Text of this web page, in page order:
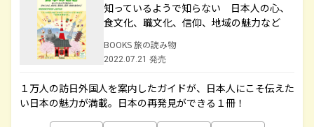
知っているようで知らない 日本人の心、
食文化、職文化、信仰、地域の魅力など
BOOKS 旅の読み物
2022.07.21 発売
１万人の訪日外国人を案内したガイドが、日本人にこそ伝えた
い日本の魅力が満載。日本の再発見ができる１冊！